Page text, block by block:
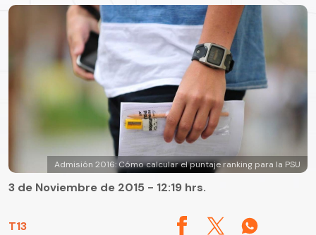
Admisión 2016: Cómo calcular el puntaje ranking para la PSU
T13
3 de Noviembre de 2015 - 12:19 hrs.